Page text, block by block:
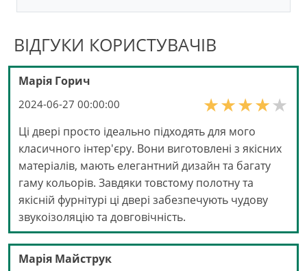
ВІДГУКИ КОРИСТУВАЧІВ
Марія Горич
2024-06-27 00:00:00
Ці двері просто ідеально підходять для мого
класичного інтер'єру. Вони виготовлені з якісних
матеріалів, мають елегантний дизайн та багату
гаму кольорів. Завдяки товстому полотну та
якісній фурнітурі ці двері забезпечують чудову
звукоізоляцію та довговічність.
Марія Майструк